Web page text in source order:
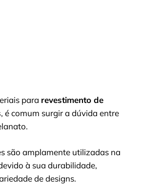
para revestimento de
, é comum surgir a dúvida entre
são amplamente utilizadas na
à sua durabilidade,
de designs.